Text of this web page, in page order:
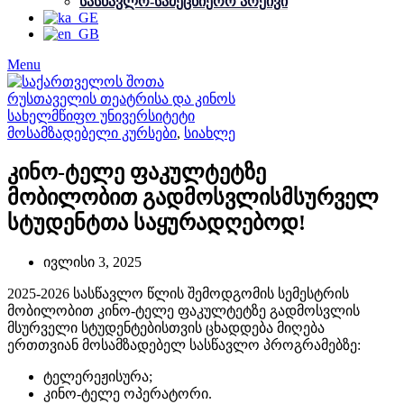
Menu
მოსამზადებელი კურსები, სიახლე
კინო-ტელე ფაკულტეტზე
მობილობით გადმოსვლისმსურველ
სტუდენტთა საყურადღებოდ!
ივლისი 3, 2025
2025-2026 სასწავლო წლის შემოდგომის სემესტრის
მობილობით კინო-ტელე ფაკულტეტზე გადმოსვლის
მსურველი სტუდენტებისთვის ცხადდება მიღება
ერთთვიან მოსამზადებელ სასწავლო პროგრამებზე:
ტელერეჟისურა;
კინო-ტელე ოპერატორი.